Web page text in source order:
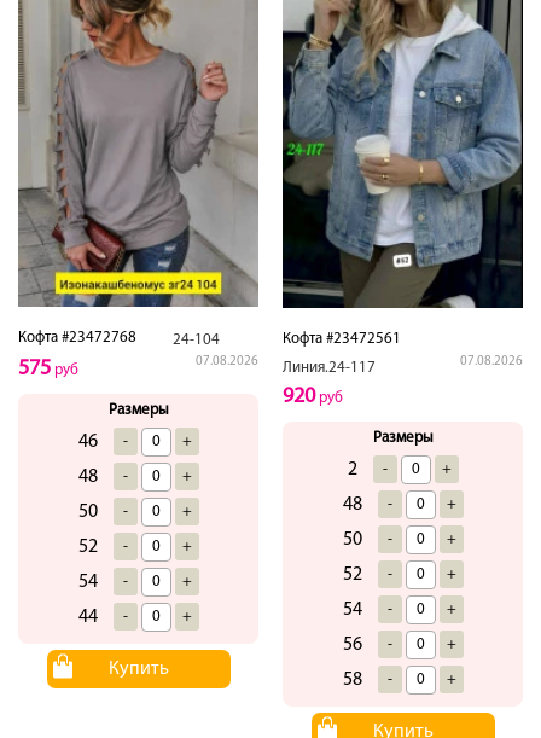
Кофта #23472768 24-104
07.08.2026
575 руб
Размеры
46 - +
48 - +
50 - +
52 - +
54 - +
44 - +
Купить
Кофта #23472561
Линия.24-117
07.08.2026
920руб
Размеры
2 - +
48 - +
50 - +
52 - +
54 - +
56 - +
58 - +
Купить